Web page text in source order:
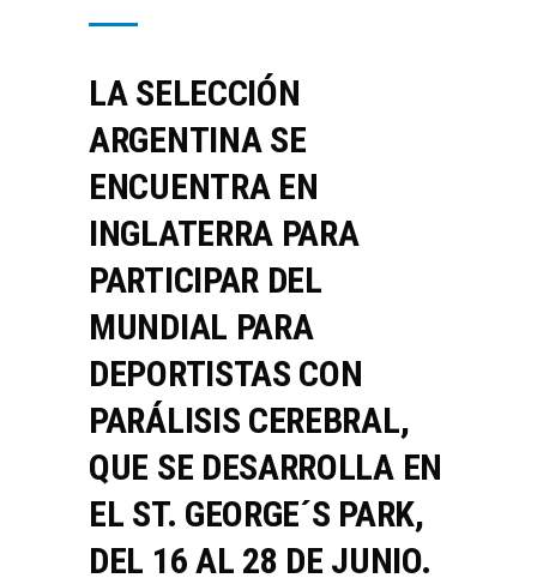
LA SELECCIÓN
ARGENTINA SE
ENCUENTRA EN
INGLATERRA PARA
PARTICIPAR DEL
MUNDIAL PARA
DEPORTISTAS CON
PARÁLISIS CEREBRAL,
QUE SE DESARROLLA EN
EL ST. GEORGE´S PARK,
DEL 16 AL 28 DE JUNIO.